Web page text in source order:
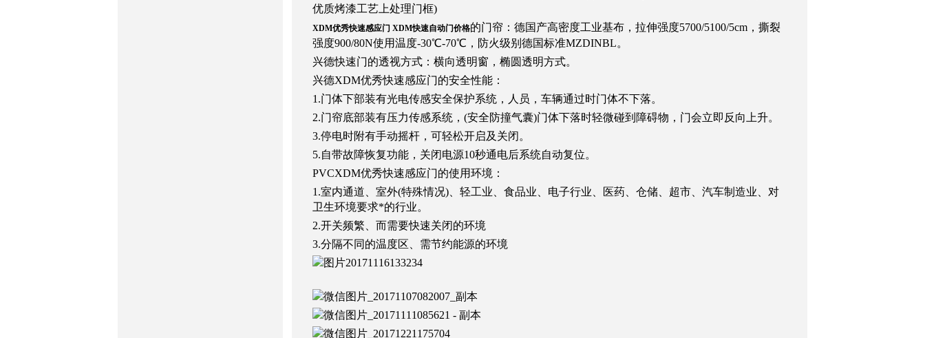
优质烤漆工艺上处理门框)
XDM优秀快速感应门 XDM快速自动门价格的门帘：德国产高密度工业基布，拉伸强度5700/5100/5cm，撕裂
强度900/80N使用温度-30℃-70℃，防火级别德国标准MZDINBL。
兴德快速门的透视方式：横向透明窗，椭圆透明方式。
兴德XDM优秀快速感应门的安全性能：
1.门体下部装有光电传感安全保护系统，人员，车辆通过时门体不下落。
2.门帘底部装有压力传感系统，(安全防撞气囊)门体下落时轻微碰到障碍物，门会立即反向上升。
3.停电时附有手动摇杆，可轻松开启及关闭。
5.自带故障恢复功能，关闭电源10秒通电后系统自动复位。
PVCXDM优秀快速感应门的使用环境：
1.室内通道、室外(特殊情况)、轻工业、食品业、电子行业、医药、仓储、超市、汽车制造业、对
卫生环境要求*的行业。
2.开关频繁、而需要快速关闭的环境
3.分隔不同的温度区、需节约能源的环境